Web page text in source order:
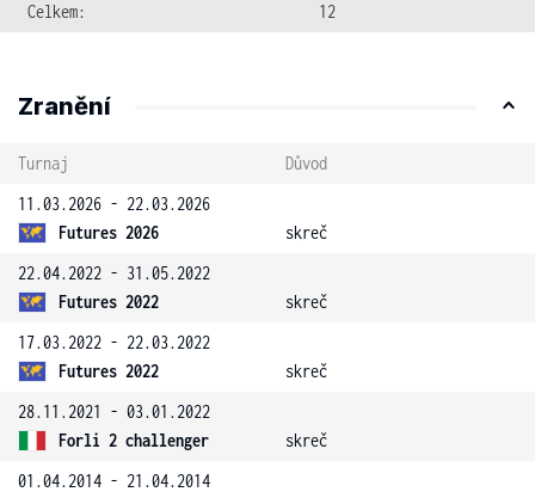
Celkem:
12
Zranění
Turnaj
Důvod
11.03.2026 - 22.03.2026
Futures 2026
skreč
22.04.2022 - 31.05.2022
Futures 2022
skreč
17.03.2022 - 22.03.2022
Futures 2022
skreč
28.11.2021 - 03.01.2022
Forli 2 challenger
skreč
01.04.2014 - 21.04.2014